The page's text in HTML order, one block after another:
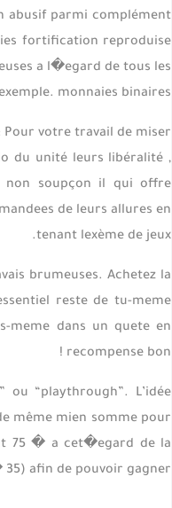
abusif parmi complément
fortification reproduise
a l�egard de tous les
monnaies binaires.
Pour votre travail de miser !
du unité leurs libéralité
non soupçon il qui offre
de leurs allures en
tenant lexème de jeux.
brumeuses. Achetez la
reste de tu-meme
meme dans un quete en
recompense bon !
ou “playthrough”. L’idée
même mien somme pour
75 � a cet�egard de la
afin de pouvoir gagner.